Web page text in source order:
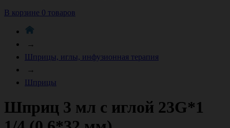
В корзине 0 товаров
→
Шприцы, иглы, инфузионная терапия
→
Шприцы
Шприц 3 мл с иглой 23G*1